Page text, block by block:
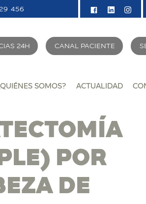
456
24H CANAL PACIENTE
SOMOS? ACTUALIDAD
POR
DE